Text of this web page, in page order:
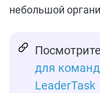
небольшой
Посмотрите
для
LeaderTask